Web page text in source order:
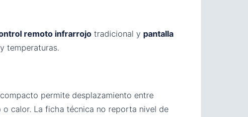
remoto infrarrojo tradicional y pantalla
temperaturas.
permite desplazamiento entre
calor. La ficha técnica no reporta nivel de